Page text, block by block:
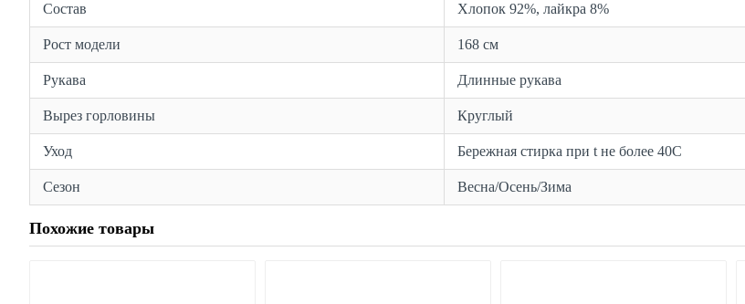
Состав Хлопок 92%, лайкра 8%
Рост модели 168 см
Рукава Длинные рукава
Вырез горловины Круглый
Уход Бережная стирка при t не более 40С
Сезон Весна/Осень/Зима
Похожие товары